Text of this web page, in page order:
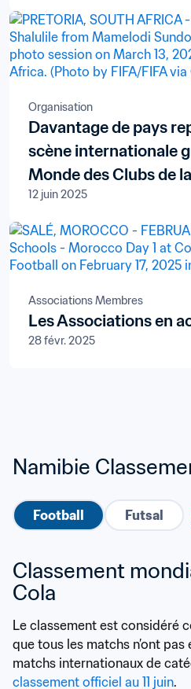
diffuseur panafricain
Televisions S.A.
Organisation
Davantage de pays
scène internationale
Monde des Clubs de
12 juin 2025
Associations Membres
Les Associations en
28 févr. 2025
Namibie
Football Futsal
Classement
Cola
Le classement est considéré
que tous les matchs n’ont
matchs internationaux de
classement officiel au 11 juin.